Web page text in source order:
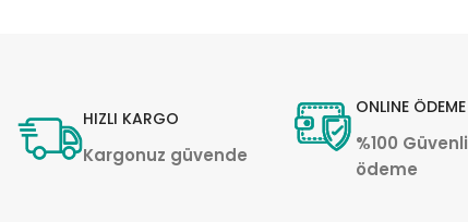
HIZLI KARGO
Kargonuz güvende
ONLINE ÖDEME
%100 Güvenli
ödeme